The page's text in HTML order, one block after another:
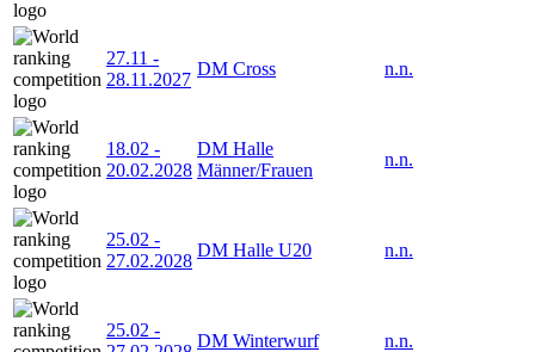
27.11 -
28.11.2027
DM Cross n.n.
18.02 -
20.02.2028
DM Halle
Männer/Frauen
n.n.
25.02 -
27.02.2028
DM Halle U20 n.n.
25.02 -
DM Winterwurf n.n.